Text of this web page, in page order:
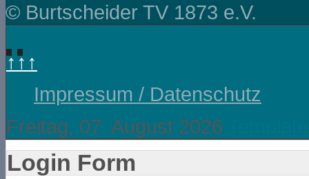
© Burtscheider TV 1873 e.V.
↑↑↑
Impressum / Datenschutz
Freitag, 07. August 2026
Login Form